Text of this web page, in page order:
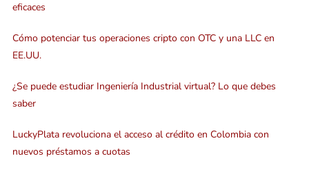
eficaces
Cómo potenciar tus operaciones cripto con OTC y una LLC en
EE.UU.
¿Se puede estudiar Ingeniería Industrial virtual? Lo que debes
saber
LuckyPlata revoluciona el acceso al crédito en Colombia con
nuevos préstamos a cuotas